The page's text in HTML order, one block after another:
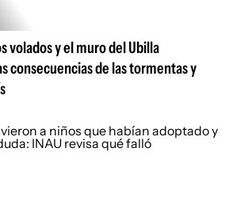
volados y el muro del Ubilla
consecuencias de las tormentas y